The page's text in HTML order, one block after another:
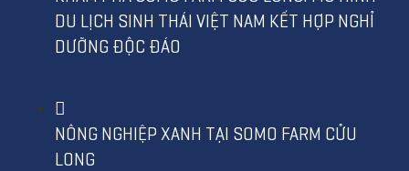
DU LỊCH SINH THÁI VIỆT NAM KẾT HỢP NGHỈ
DƯỠNG ĐỘC ĐÁO
NÔNG NGHIỆP XANH TẠI SOMO FARM CỬU
LONG